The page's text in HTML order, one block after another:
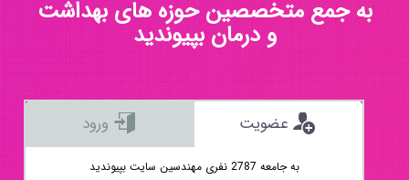
به جمع متخصصین حوزه های بهداشت
و درمان بپیوندید
به جامعه 2787 نفری مهندسین سایت بپیوندید